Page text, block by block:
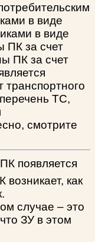
в виде
в виде
ПК за счет
ПК за счет
транспортного
ТС,
смотрите
появляется
как
случае – это
ЗУ в этом